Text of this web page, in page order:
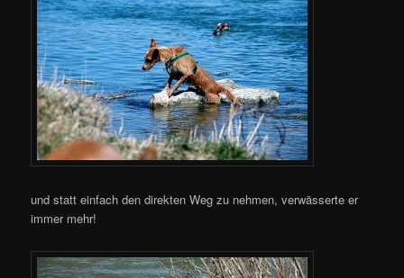
und statt einfach den direkten Weg zu nehmen, verwässerte er
immer mehr!